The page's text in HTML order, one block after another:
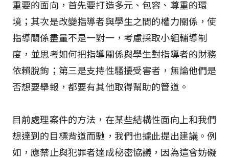
重要的面向，首先要打造多元、包容、尊重的環
境；其次是改變指導者與學生之間的權力關係，使
指導關係盡量不是一對一，考慮採取小組輔導制
度，並思考如何把指導關係與學生對指導者的財務
依賴脫鉤；第三是支持性騷擾受害者，無論他們是
否想要舉報，都要有其他取得幫助的管道。
目前處理案件的方法，在某些結構性面向上和我們
想達到的目標背道而馳，我們也據此提出建議。例
如，應禁止與犯罪者達成秘密協議，因為這會妨礙